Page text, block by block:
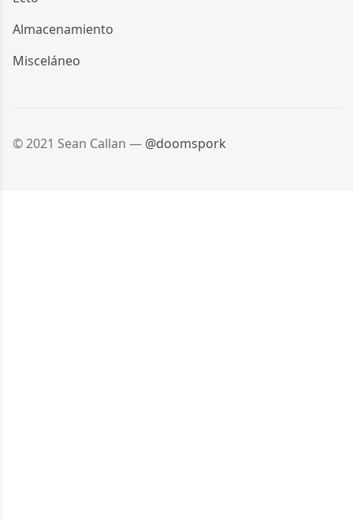
Almacenamiento
Misceláneo
© 2021 Sean Callan — @doomspork